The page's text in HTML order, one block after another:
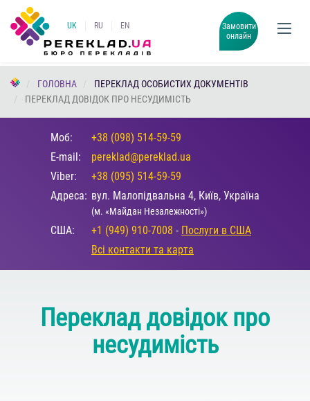
UK RU EN
Замовити
онлайн
ГОЛОВНА
ПЕРЕКЛАД ОСОБИСТИХ ДОКУМЕНТІВ
ПЕРЕКЛАД ДОВІДОК ПРО НЕСУДИМІСТЬ
Моб:
+38 (098) 514-59-59
E-mail:
pereklad@pereklad.ua
Viber:
+38 (095) 514-59-59
Адреса: вул. Малопідвальна 4, Київ, Україна
(м. «Майдан Незалежності»)
США: +1 (949) 910-7008 - Послуги в США
Всі контакти та карта
Переклад довідок про
несудимість